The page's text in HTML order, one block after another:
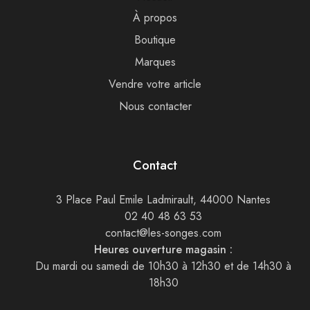
À propos
Boutique
Marques
Vendre votre article
Nous contacter
Contact
3 Place Paul Emile Ladmirault, 44000 Nantes
02 40 48 63 53
contact@les-songes.com
Heures ouverture magasin :
Du mardi ou samedi de 10h30 à 12h30 et de 14h30 à
18h30